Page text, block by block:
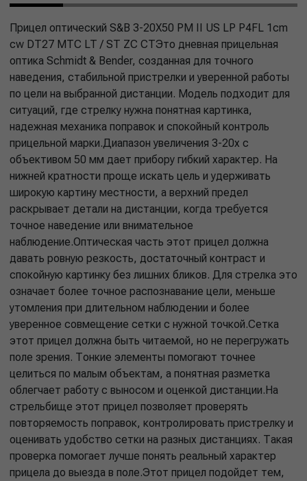
Прицел оптический S&B 3-20X50 PM II US LP P4FL 1cm
cw DT27 MTC LT / ST ZC CTЭто дневная прицельная
оптика Schmidt & Bender, созданная для точного
наведения, стабильной пристрелки и уверенной работы
по цели на выбранной дистанции. Модель подходит для
ситуаций, где стрелку нужна понятная картинка,
надежная механика поправок и спокойный контроль
прицельной марки.Диапазон увеличения 3-20x с
объективом 50 мм дает прибору гибкий характер. На
нижней кратности проще искать цель и удерживать
широкую картину местности, а верхний предел
раскрывает детали на дистанции, когда требуется
точное наведение или внимательное
наблюдение.Оптическая часть этот прицел должна
давать ровную резкость, достаточный контраст и
спокойную картинку без лишних бликов. Для стрелка это
означает более точное распознавание цели, меньше
утомления при длительном наблюдении и более
уверенное совмещение сетки с нужной точкой.Сетка
этот прицел должна быть читаемой, но не перегружать
поле зрения. Тонкие элементы помогают точнее
целиться по малым объектам, а понятная разметка
облегчает работу с выносом и оценкой дистанции.На
стрельбище этот прицел позволяет проверять
повторяемость поправок, контролировать пристрелку и
оценивать удобство сетки на разных дистанциях. Такая
проверка помогает лучше понять реальный характер
прицела до выезда в поле.Этот прицел подойдет тем,